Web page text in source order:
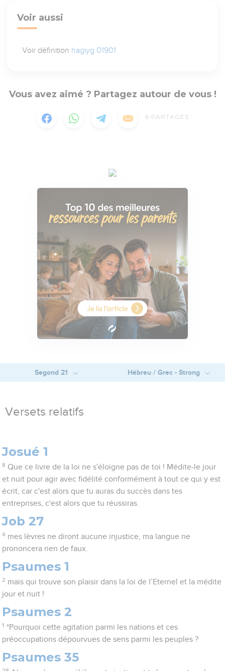
Voir aussi
Voir définition hagiyg 01901
Vous avez aimé ? Partagez autour de vous !
6 PARTAGES
Segond 21 Hébreu / Grec - Strong
Versets relatifs
Josué 1
8 Que ce livre de la loi ne s'éloigne pas de toi ! Médite-le jour
et nuit pour agir avec fidélité conformément à tout ce qui y est
écrit, car c'est alors que tu auras du succès dans tes
entreprises, c'est alors que tu réussiras.
Job 27
4 mes lèvres ne diront aucune injustice, ma langue ne
prononcera rien de faux.
Psaumes 1
2 mais qui trouve son plaisir dans la loi de l’Eternel et la médite
jour et nuit !
Psaumes 2
1 *Pourquoi cette agitation parmi les nations et ces
préoccupations dépourvues de sens parmi les peuples ?
Psaumes 35